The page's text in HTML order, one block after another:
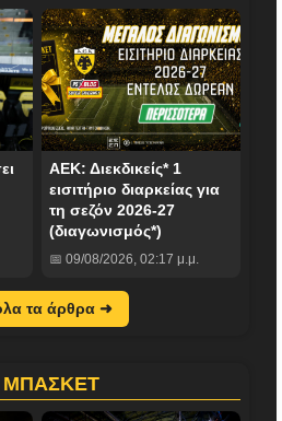
ΑΕΚ: Διεκδικείς* 1
εισιτήριο διαρκείας για
τη σεζόν 2026-27
(διαγωνισμός*)
📅 09/08/2026, 02:17 μ.μ.
τα άρθρα ➜